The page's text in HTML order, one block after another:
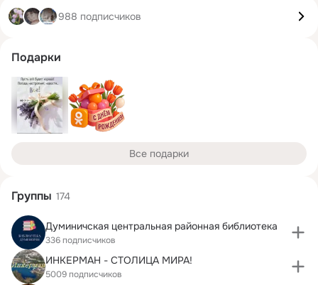
988 подписчиков
Подарки
Все подарки
Группы 174
Думиничская центральная районная библиотека
336 подписчиков
ИНКЕРМАН - СТОЛИЦА МИРА!
5009 подписчиков